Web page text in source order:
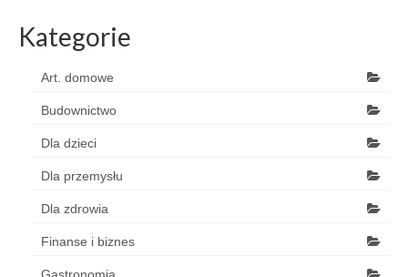
Kategorie
Art. domowe
Budownictwo
Dla dzieci
Dla przemysłu
Dla zdrowia
Finanse i biznes